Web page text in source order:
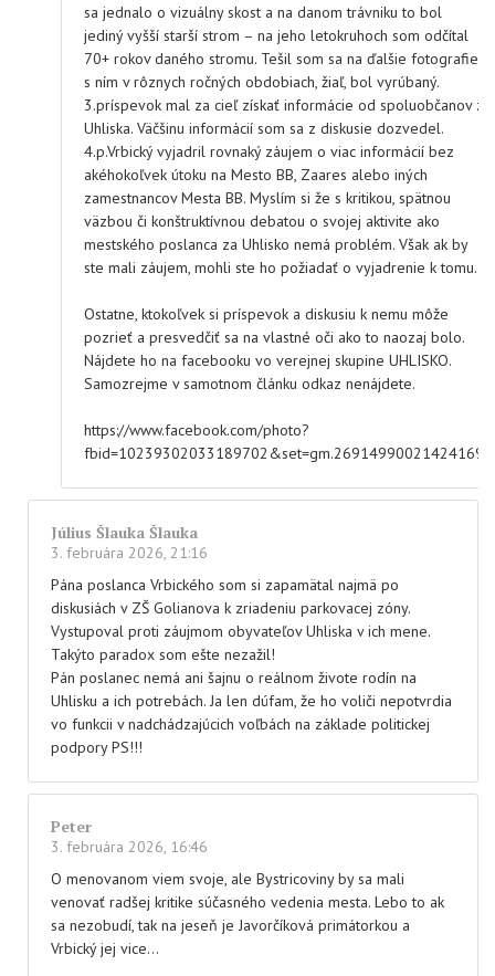
sa jednalo o vizuálny skost a na danom trávniku to bol
jediný vyšší starší strom – na jeho letokruhoch som odčítal
70+ rokov daného stromu. Tešil som sa na ďalšie fotografie
s ním v rôznych ročných obdobiach, žiaľ, bol vyrúbaný.
3.príspevok mal za cieľ získať informácie od spoluobčanov z
Uhliska. Väčšinu informácií som sa z diskusie dozvedel.
4.p.Vrbický vyjadril rovnaký záujem o viac informácií bez
akéhokoľvek útoku na Mesto BB, Zaares alebo iných
zamestnancov Mesta BB. Myslím si že s kritikou, spätnou
väzbou či konštruktívnou debatou o svojej aktivite ako
mestského poslanca za Uhlisko nemá problém. Však ak by
ste mali záujem, mohli ste ho požiadať o vyjadrenie k tomu.
Ostatne, ktokoľvek si príspevok a diskusiu k nemu môže
pozrieť a presvedčiť sa na vlastné oči ako to naozaj bolo.
Nájdete ho na facebooku vo verejnej skupine UHLISKO.
Samozrejme v samotnom článku odkaz nenájdete.
https://www.facebook.com/photo?
fbid=10239302033189702&set=gm.26914990021424169
Július Šlauka Šlauka
3. februára 2026, 21:16
Pána poslanca Vrbického som si zapamätal najmä po
diskusiách v ZŠ Golianova k zriadeniu parkovacej zóny.
Vystupoval proti záujmom obyvateľov Uhliska v ich mene.
Takýto paradox som ešte nezažil!
Pán poslanec nemá ani šajnu o reálnom živote rodín na
Uhlisku a ich potrebách. Ja len dúfam, že ho voliči nepotvrdia
vo funkcii v nadchádzajúcich voľbách na základe politickej
podpory PS!!!
Peter
3. februára 2026, 16:46
O menovanom viem svoje, ale Bystricoviny by sa mali
venovať radšej kritike súčasného vedenia mesta. Lebo to ak
sa nezobudí, tak na jeseň je Javorčíková primátorkou a
Vrbický jej vice…